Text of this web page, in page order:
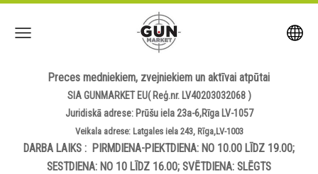
Preces medniekiem, zvejniekiem un aktīvai atpūtai
SIA GUNMARKET EU( Reģ.nr. LV40203032068 )
Juridiskā adrese: Prūšu iela 23a-6,Rīga LV-1057
Veikala adrese: Latgales iela 243, Rīga,LV-1003
DARBA LAIKS : PIRMDIENA-PIEKTDIENA: NO 10.00 LĪDZ 19.00;
SESTDIENA: NO 10 LĪDZ 16.00; SVĒTDIENA: SLĒGTS